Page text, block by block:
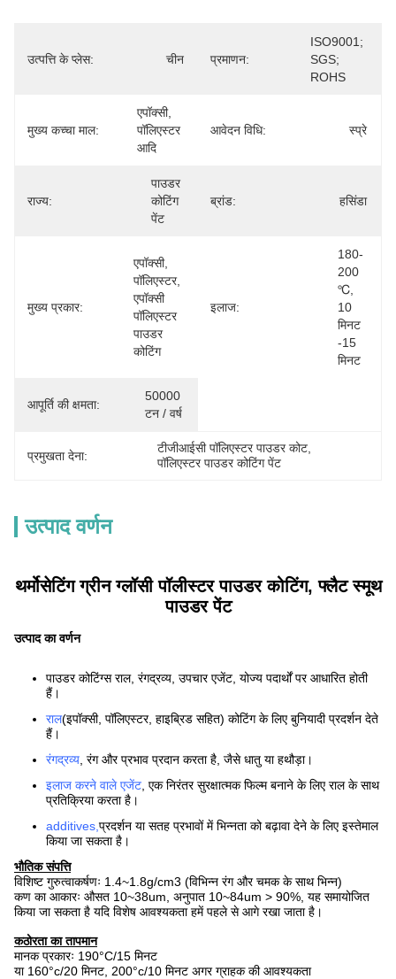
उत्पत्ति के प्लेस: चीन प्रमाणन:
ISO9001;
SGS;
ROHS
मुख्य कच्चा माल:
एपॉक्सी,
पॉलिएस्टर
आदि
आवेदन विधि: स्प्रे
राज्य:
पाउडर
कोटिंग
पेंट
ब्रांड: हसिंडा
मुख्य प्रकार:
एपॉक्सी,
पॉलिएस्टर,
एपॉक्सी
पॉलिएस्टर
पाउडर
कोटिंग
इलाज:
180-
200
℃,
10
मिनट
-15
मिनट
आपूर्ति की क्षमता:
50000
टन / वर्ष
प्रमुखता देना:
टीजीआईसी पॉलिएस्टर पाउडर कोट
पॉलिएस्टर पाउडर कोटिंग पेंट
उत्पाद वर्णन
थर्मोसेटिंग ग्रीन ग्लॉसी पॉलीस्टर पाउडर कोटिंग, फ्लैट स्मूथ
पाउडर पेंट
उत्पाद का वर्णन
पाउडर कोटिंग्स राल, रंगद्रव्य, उपचार एजेंट, योज्य पदार्थों पर आधारित होती
हैं।
राल(इपॉक्सी, पॉलिएस्टर, हाइब्रिड सहित) कोटिंग के लिए बुनियादी प्रदर्शन देते
हैं।
रंगद्रव्य , रंग और प्रभाव प्रदान करता है, जैसे धातु या हथौड़ा।
इलाज करने वाले एजेंट , एक निरंतर सुरक्षात्मक फिल्म बनाने के लिए राल के साथ
प्रतिक्रिया करता है।
additives प्रदर्शन या सतह प्रभावों में भिन्नता को बढ़ावा देने के लिए इस्तेमाल
किया जा सकता है।
भौतिक संपत्ति
विशिष्ट गुरुत्वाकर्षणः 1.4~1.8g/cm3 (विभिन्न रंग और चमक के साथ भिन्न)
कण का आकारः औसत 10~38um, अनुपात 10~84um > 90%, यह समायोजित
किया जा सकता है यदि विशेष आवश्यकता हमें पहले से आगे रखा जाता है।
कठोरता का तापमान
मानक प्रकारः 190°C/15 मिनट
या 160°c/20 मिनट, 200°c/10 मिनट अगर ग्राहक की आवश्यकता